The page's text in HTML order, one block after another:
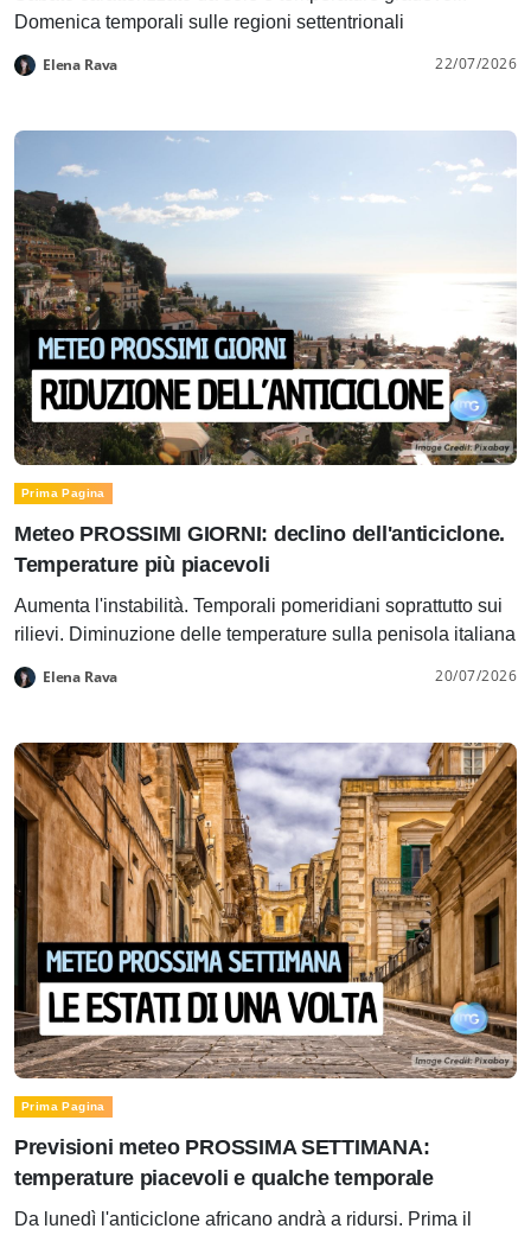
Domenica temporali sulle regioni settentrionali
Elena Rava 22/07/2026
Prima Pagina
Meteo PROSSIMI GIORNI: declino dell'anticiclone.
Temperature più piacevoli
Aumenta l'instabilità. Temporali pomeridiani soprattutto sui
rilievi. Diminuzione delle temperature sulla penisola italiana
Elena Rava 20/07/2026
Prima Pagina
Previsioni meteo PROSSIMA SETTIMANA:
temperature piacevoli e qualche temporale
Da lunedì l'anticiclone africano andrà a ridursi. Prima il